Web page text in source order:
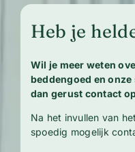
Heb je
Wil je meer weten
beddengoed en
dan gerust contact
Na het invullen van
spoedig mogelijk